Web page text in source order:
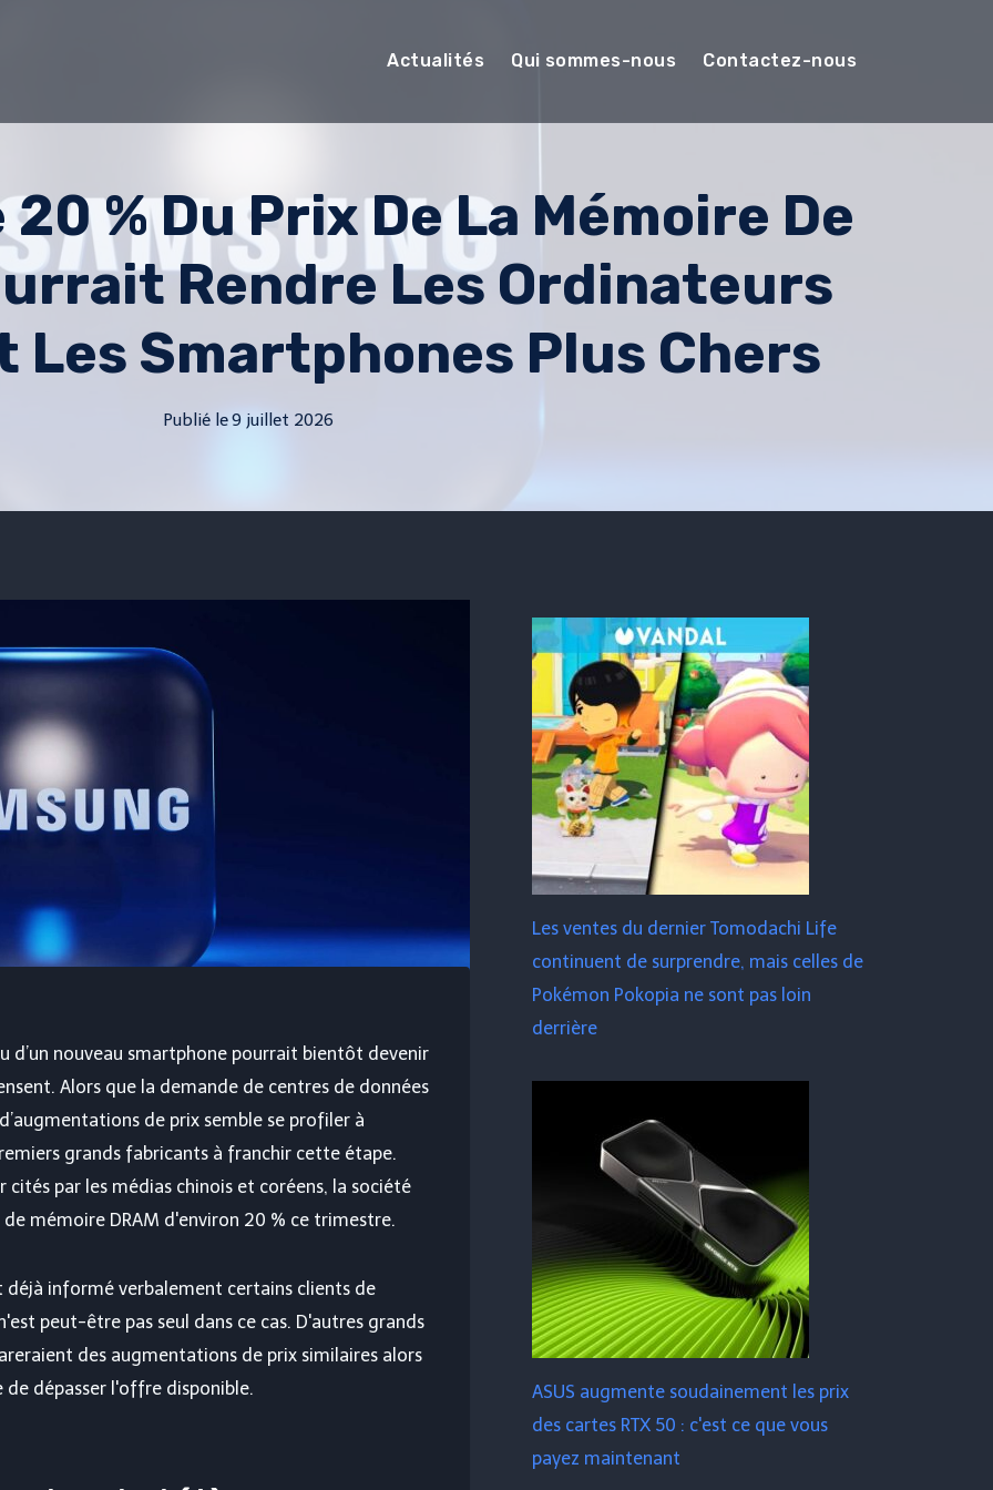
Actualités Qui sommes-nous Contactez-nous
% Du Prix De La Mémoire De
Rendre Les Ordinateurs
Les Smartphones Plus Chers
Publié le9 juillet 2026
d’un nouveau smartphone pourrait bientôt devenir
Alors que la demande de centres de données
de prix semble se profiler à
grands fabricants à franchir cette étape.
cités par les médias chinois et coréens, la société
mémoire DRAM d'environ 20 % ce trimestre.
déjà informé verbalement certains clients de
peut-être pas seul dans ce cas. D'autres grands
des augmentations de prix similaires alors
de dépasser l'offre disponible.
Les ventes du dernier Tomodachi Life
continuent de surprendre, mais celles de
Pokémon Pokopia ne sont pas loin
derrière
ASUS augmente soudainement les prix
des cartes RTX 50 : c'est ce que vous
payez maintenant